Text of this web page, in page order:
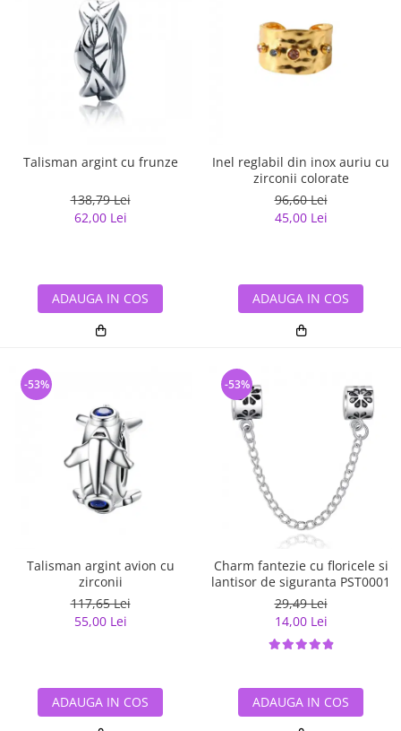
Talisman argint cu frunze
138,79 Lei
62,00 Lei
ADAUGA IN COS
Inel reglabil din inox auriu cu
zirconii colorate
96,60 Lei
45,00 Lei
ADAUGA IN COS
Talisman argint avion cu
zirconii
117,65 Lei
55,00 Lei
-53%
ADAUGA IN COS
Charm fantezie cu floricele si
lantisor de siguranta PST0001
29,49 Lei
14,00 Lei
-53%
ADAUGA IN COS